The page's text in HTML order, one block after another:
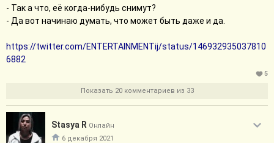
- Так а что, её когда-нибудь снимут?
- Да вот начинаю думать, что может быть даже и да.
https://twitter.com/ENTERTAINMENTij/status/146932935037810
6882
5
Показать 20 комментариев из 33
Stasya R Онлайн
6 декабря 2021